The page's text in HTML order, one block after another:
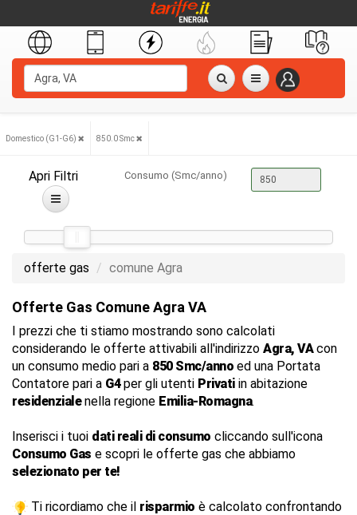
Domestico (G1-G6) 850.0 Smc
Apri Filtri Consumo (Smc/anno)
offerte gas comune Agra
Offerte Gas Comune Agra VA
I prezzi che ti stiamo mostrando sono calcolati
considerando le offerte attivabili all'indirizzo Agra, VAcon
un consumo medio pari a 850 Smc/anno ed una Portata
Contatore pari a G4per gli utenti Privatiin abitazione
residenzialenella regione Emilia-Romagna.
Inserisci i tuoi dati reali di consumo cliccando sull'icona
Consumo Gas e scopri le offerte gas che abbiamo
selezionato per te!
Ti ricordiamo che il risparmio è calcolato confrontando